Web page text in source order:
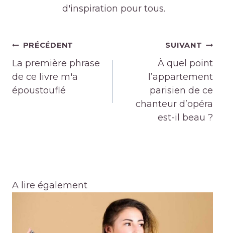
d'inspiration pour tous.
Navigation
de
l’article
PRÉCÉDENT
La première phrase
de ce livre m'a
époustouflé
SUIVANT
À quel point
l’appartement
parisien de ce
chanteur d’opéra
est-il beau ?
A lire également